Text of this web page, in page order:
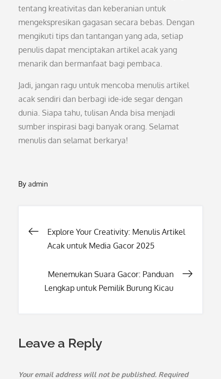
tentang kreativitas dan keberanian untuk
mengekspresikan gagasan secara bebas. Dengan
mengikuti tips dan tantangan yang ada, setiap
penulis dapat menciptakan artikel acak yang
menarik dan bermanfaat bagi pembaca.
Jadi, jangan ragu untuk mencoba menulis artikel
acak sendiri dan berbagi ide-ide segar dengan
dunia. Siapa tahu, tulisan Anda bisa menjadi
sumber inspirasi bagi banyak orang. Selamat
menulis dan selamat berkarya!
Byadmin
Post
Explore Your Creativity: Menulis Artikel
Acak untuk Media Gacor 2025
Menemukan Suara Gacor: Panduan
Lengkap untuk Pemilik Burung Kicau
Leave a Reply
Your email address will not be published. Required